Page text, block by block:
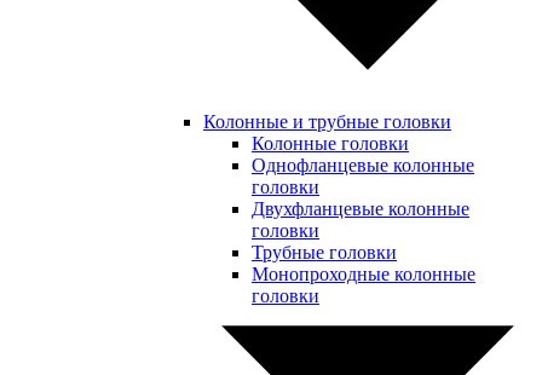
Колонные и трубные головки
Колонные головки
Однофланцевые колонные
головки
Двухфланцевые колонные
головки
Трубные головки
Монопроходные колонные
головки